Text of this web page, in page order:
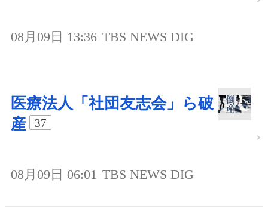
08月09日 13:36 TBS NEWS DIG
医療法人「社団友志会」ら破
産
37
08月09日 06:01 TBS NEWS DIG